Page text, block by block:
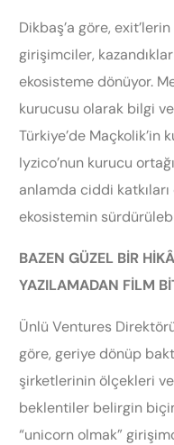
Dikbaş’a göre,
girişimciler,
ekosisteme dönüyor.
kurucusu olarak bilgi
Türkiye’de Maçkolik’in
Iyzico’nun kurucu
anlamda ciddi
ekosistemin
BAZEN GÜZEL BİR
YAZILAMADAN FİLM
Ünlü Ventures
göre, geriye dönüp
şirketlerinin ölçekleri
beklentiler belirgin
“unicorn olmak”